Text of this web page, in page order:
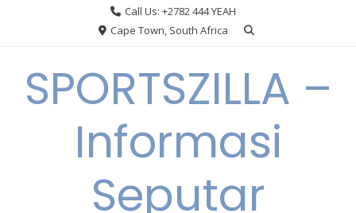
Call Us: +2782 444 YEAH
Cape Town, South Africa
SPORTSZILLA –
Informasi
Seputar